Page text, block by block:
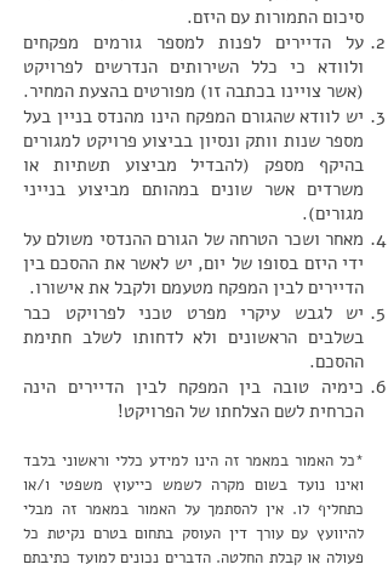
סיכום התמורות עם היזם.
על הדיירים לפנות למספר גורמים מפקחים
ולוודא כי כלל השירותים הנדרשים לפרויקט
(אשר צויינו בכתבה זו) מפורטים בהצעת המחיר.
יש לוודא שהגורם המפקח הינו מהנדס בניין בעל
מספר שנות וותק ונסיון בביצוע פרויקט למגורים
בהיקף מספק (להבדיל מביצוע תשתיות או
משרדים אשר שונים במהותם מביצוע בנייני
מגורים).
מאחר ושכר הטרחה של הגורם ההנדסי משולם על
ידי היזם בסופו של יום, יש לאשר את ההסכם בין
הדיירים לבין המפקח מטעמם ולקבל את אישורו.
יש לגבש עיקרי מפרט טכני לפרויקט כבר
בשלבים הראשונים ולא לדחותו לשלב חתימת
ההסכם.
כימיה טובה בין המפקח לבין הדיירים הינה
הכרחית לשם הצלחתו של הפרויקט!
*כל האמור במאמר זה הינו למידע כללי וראשוני בלבד
ואינו נועד בשום מקרה לשמש כייעוץ משפטי ו/או
כתחליף לו. אין להסתמך על האמור במאמר זה מבלי
להיוועץ עם עורך דין העוסק בתחום בטרם נקיטת כל
פעולה או קבלת החלטה. הדברים נכונים למועד כתיבתם